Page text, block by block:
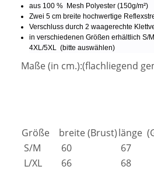
aus 100 % Mesh Polyester (150g/m²)
Zwei 5 cm breite hochwertige
Verschluss durch 2 waagerechte
in verschiedenen Größen erhältlich S/
4XL/5XL (bitte auswählen)
Maße (in cm.):(flachliegend
Größe breite (Brust)länge
S/M
60
67
L/XL
66
68